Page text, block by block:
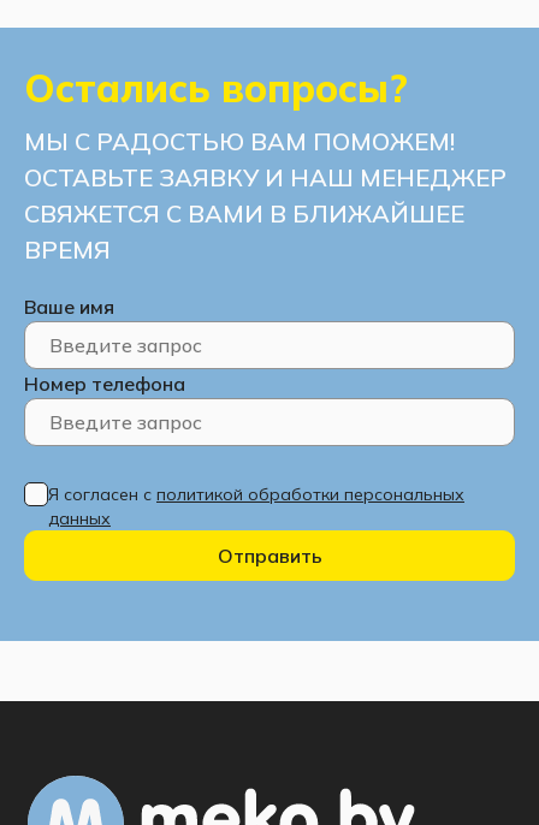
Остались вопросы?
МЫ С РАДОСТЬЮ ВАМ ПОМОЖЕМ!
ОСТАВЬТЕ ЗАЯВКУ И НАШ МЕНЕДЖЕР
СВЯЖЕТСЯ С ВАМИ В БЛИЖАЙШЕЕ
ВРЕМЯ
Ваше имя
Номер телефона
Я согласен с политикой обработки персональных
данных
Отправить